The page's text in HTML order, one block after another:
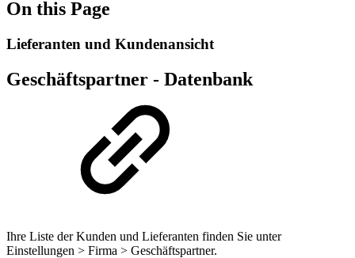
On this Page
Lieferanten und Kundenansicht
Geschäftspartner - Datenbank
Ihre Liste der Kunden und Lieferanten finden Sie unter
Einstellungen > Firma > Geschäftspartner.